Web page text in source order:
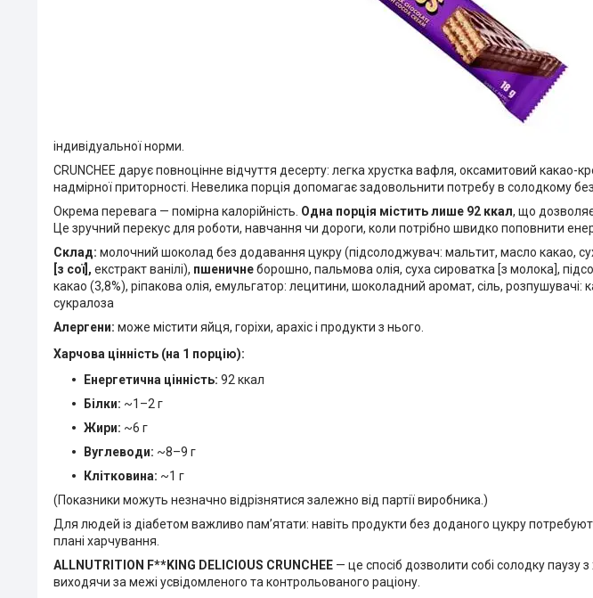
індивідуальної норми.
CRUNCHEE дарує повноцінне відчуття десерту: легка хрустка вафля, оксамитовий
надмірної приторності. Невелика порція допомагає задовольнити потребу в солодкому
Окрема перевага — помірна калорійність. Одна порція містить лише 92 ккал, що
Це зручний перекус для роботи, навчання чи дороги, коли потрібно швидко поповнити
Склад: молочний шоколад без додавання цукру (підсолоджувач: мальтит, масло какао,
[з сої], екстракт ванілі), пшеничнеборошно, пальмова олія, суха сироватка [з молока],
какао (3,8%), ріпакова олія, емульгатор: лецитини, шоколадний аромат, сіль,
сукралоза
Алергени: може містити яйця, горіхи, арахіс і продукти з нього.
Харчова цінність (на 1 порцію):
Енергетична цінність: 92 ккал
Білки: ~1–2 г
Жири: ~6 г
Вуглеводи: ~8–9 г
Клітковина: ~1 г
(Показники можуть незначно відрізнятися залежно від партії виробника.)
Для людей із діабетом важливо пам’ятати: навіть продукти без доданого цукру
плані харчування.
ALLNUTRITION F**KING DELICIOUS CRUNCHEE — це спосіб дозволити собі солодку
виходячи за межі усвідомленого та контрольованого раціону.